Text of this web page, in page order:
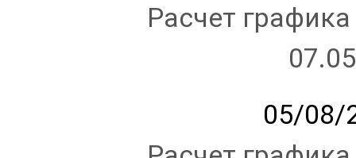
Расчет
05/08/